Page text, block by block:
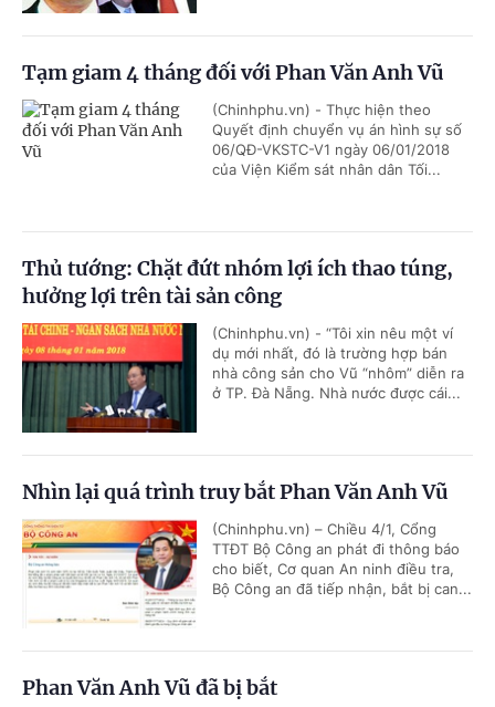
Tạm giam 4 tháng đối với Phan Văn Anh Vũ
(Chinhphu.vn) - Thực hiện theo
Quyết định chuyển vụ án hình sự số
06/QĐ-VKSTC-V1 ngày 06/01/2018
của Viện Kiểm sát nhân dân Tối...
Thủ tướng: Chặt đứt nhóm lợi ích thao túng,
hưởng lợi trên tài sản công
(Chinhphu.vn) - “Tôi xin nêu một ví
dụ mới nhất, đó là trường hợp bán
nhà công sản cho Vũ “nhôm” diễn ra
ở TP. Đà Nẵng. Nhà nước được cái...
Nhìn lại quá trình truy bắt Phan Văn Anh Vũ
(Chinhphu.vn) – Chiều 4/1, Cổng
TTĐT Bộ Công an phát đi thông báo
cho biết, Cơ quan An ninh điều tra,
Bộ Công an đã tiếp nhận, bắt bị can...
Phan Văn Anh Vũ đã bị bắt